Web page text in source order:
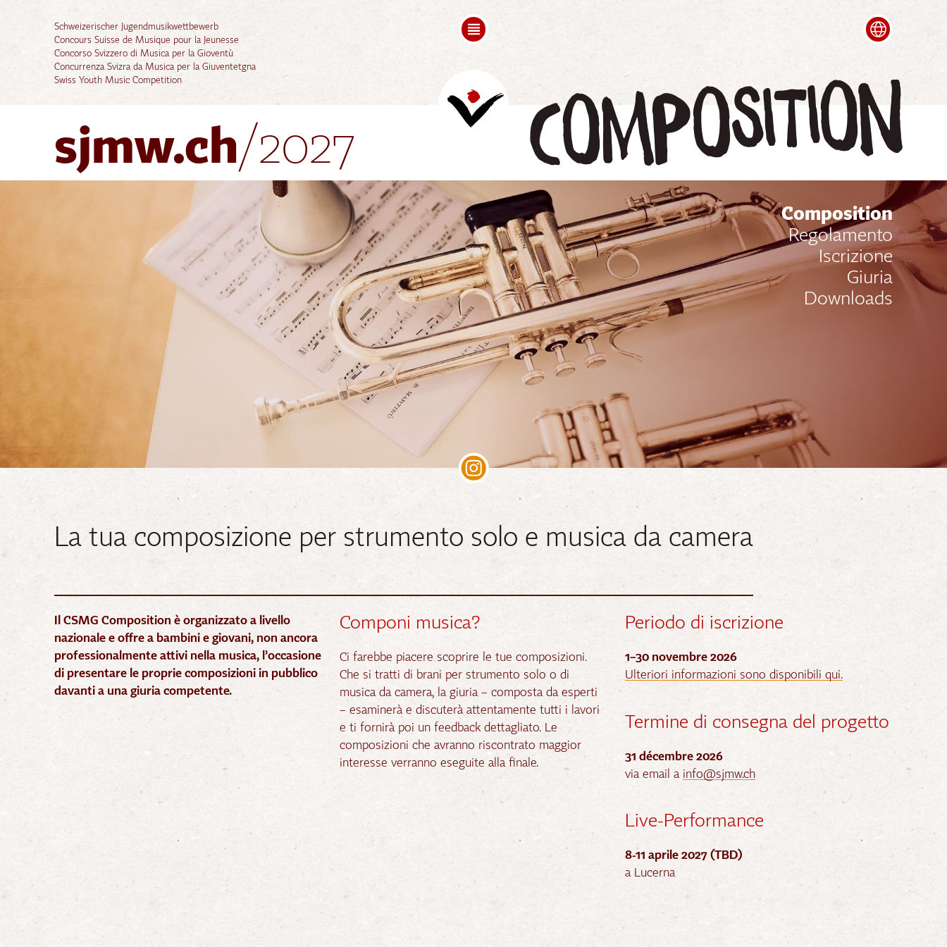
Schweizerischer Jugendmusikwettbewerb
Concours Suisse de Musique pour la Jeunesse
Concorso Svizzero di Musica per la Gioventù
Concurrenza Svizra da Musica per la Giuventetgna
Swiss Youth Music Competition
Deutsch
sjmw.ch/2027 composition
Composition
Regolamento
Iscrizione
Giuria
Downloads
FREESPACE
FOLLOW UPS
Saluti
Videos
La tua composizione per strumento solo e musica da camera
Il CSMG Composition è organizzato a livello
nazionale e offre a bambini e giovani, non ancora
professionalmente attivi nella musica, l’occasione
di presentare le proprie composizioni in pubblico
davanti a una giuria competente.
Componi musica?
Ci farebbe piacere scoprire le tue composizioni.
Che si tratti di brani per strumento solo o di
musica da camera, la giuria – composta da esperti
– esaminerà e discuterà attentamente tutti i lavori
e ti fornirà poi un feedback dettagliato. Le
composizioni che avranno riscontrato maggior
interesse verranno eseguite alla finale.
Periodo di iscrizione
1–30 novembre 2026
Ulteriori informazioni sono disponibili qui.
Termine di consegna del progetto
31 décembre 2026
via email a info@sjmw.ch
Live-Performance
8-11 aprile 2027 (TBD)
a Lucerna